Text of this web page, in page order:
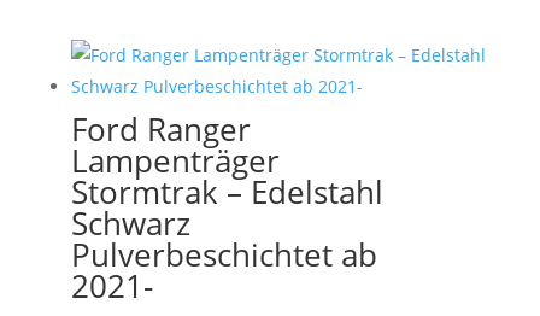
Ford Ranger
Lampenträger
Stormtrak – Edelstahl
Schwarz
Pulverbeschichtet ab
2021-